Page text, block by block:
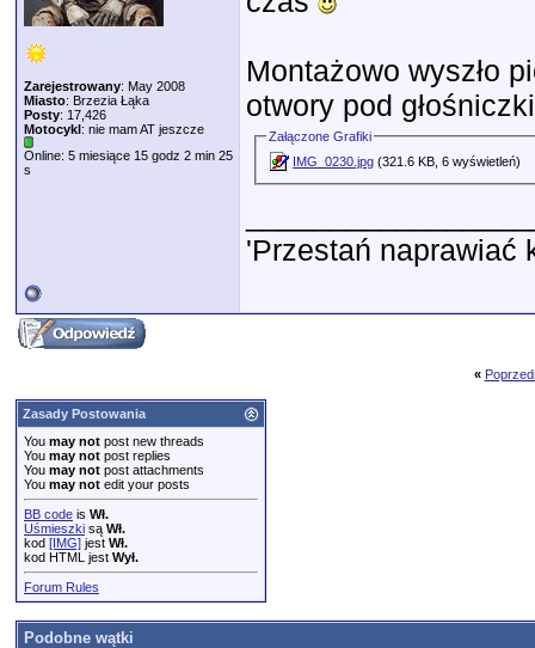
Zarejestrowany: May 2008
Miasto: Brzezia Łąka
Posty: 17,426
Motocykl: nie mam AT jeszcze
Online: 5 miesiące 15 godz 2 min 25
s
Montażowo wyszło
otwory pod
Załączone Grafiki
IMG_0230.jpg (321.6 KB, 6 wyświetleń)
'Przestań naprawiać
«
Zasady Postowania
You may not post new threads
You may not post replies
You may not post attachments
You may not edit your posts
BB code is Wł.
Uśmieszki są Wł.
kod [IMG] jest Wł.
kod HTML jest Wył.
Forum Rules
Podobne wątki